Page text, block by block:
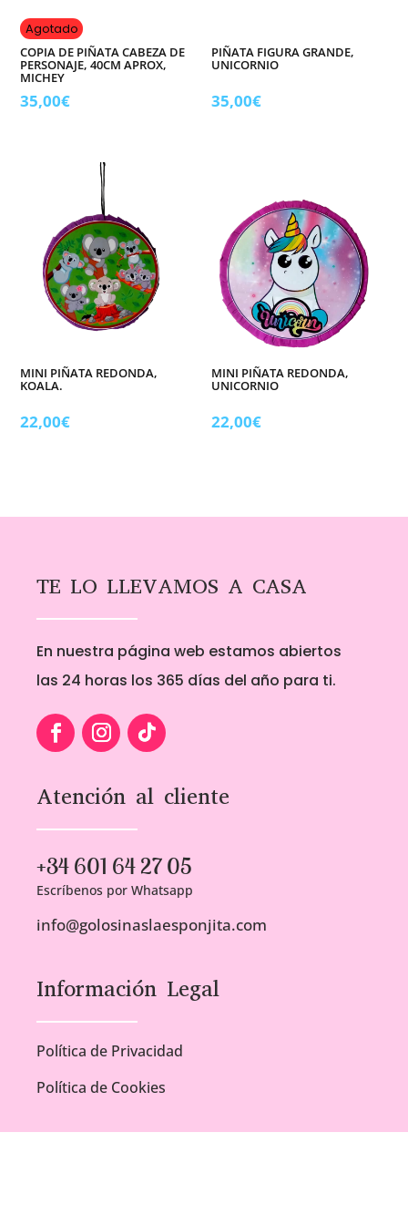
Agotado
COPIA DE PIÑATA CABEZA DE
PERSONAJE, 40CM APROX,
MICHEY
35,00€
PIÑATA FIGURA GRANDE,
UNICORNIO
35,00€
MINI PIÑATA REDONDA,
KOALA.
22,00€
MINI PIÑATA REDONDA,
UNICORNIO
22,00€
TE LO LLEVAMOS A CASA
En nuestra página web estamos abiertos
las 24 horas los 365 días del año para ti.
Atención al cliente
+34 601 64 27 05
Escríbenos por Whatsapp
info@golosinaslaesponjita.com
Información Legal
Política de Privacidad
Política de Cookies